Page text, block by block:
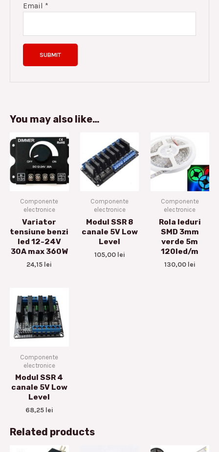
Email *
You may also like…
Componente
electronice
Variator
tensiune benzi
led 12-24V
30A max 360W
24,15 lei
Componente
electronice
Modul SSR 8
canale 5V Low
Level
105,00 lei
Componente
electronice
Rola leduri
SMD 3mm
verde 5m
120led/m
130,00 lei
Componente
electronice
Modul SSR 4
canale 5V Low
Level
68,25 lei
Related products